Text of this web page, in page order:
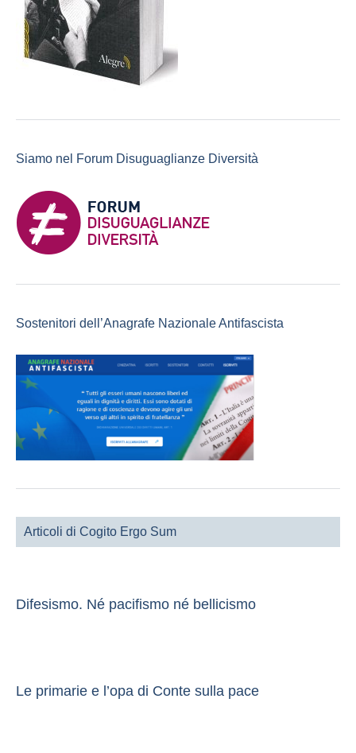
Siamo nel Forum Disuguaglianze Diversità
Sostenitori dell’Anagrafe Nazionale Antifascista
Articoli di Cogito Ergo Sum
Difesismo. Né pacifismo né bellicismo
Le primarie e l’opa di Conte sulla pace